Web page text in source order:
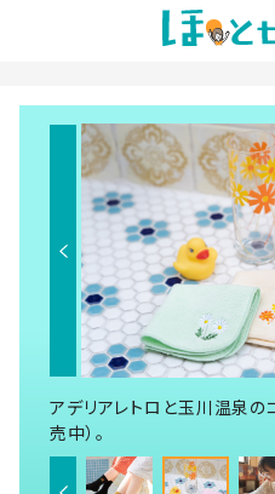
アデリアレトロと玉川温泉
売中）。